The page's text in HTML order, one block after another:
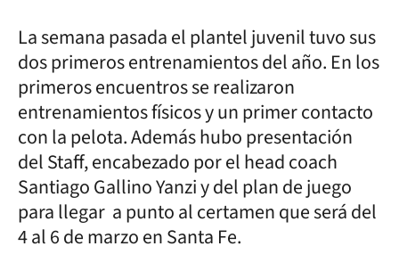
La semana pasada el plantel juvenil tuvo sus
dos primeros entrenamientos del año. En los
primeros encuentros se realizaron
entrenamientos físicos y un primer contacto
con la pelota. Además hubo presentación
del Staff, encabezado por el head coach
Santiago Gallino Yanzi y del plan de juego
para llegar a punto al certamen que será del
4 al 6 de marzo en Santa Fe.